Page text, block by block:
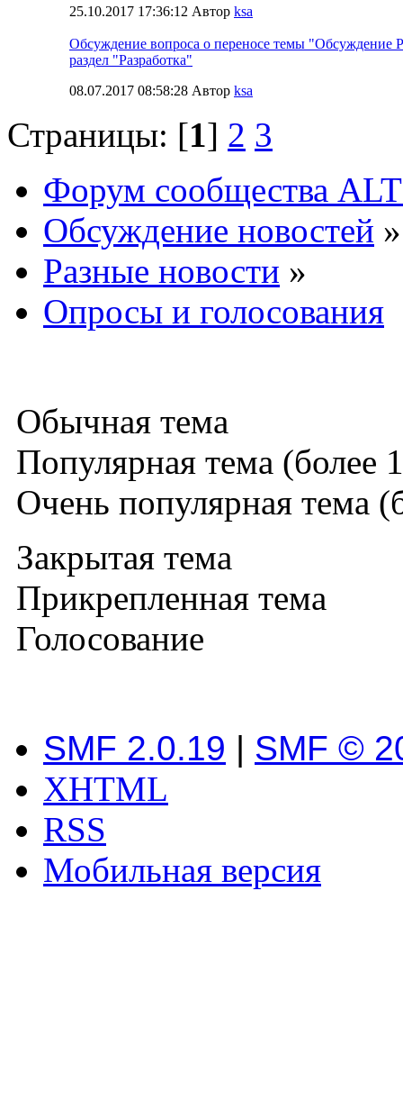
25.10.2017 17:36:12 Автор ksa
Обсуждение вопроса о переносе темы
раздел "Разработка"
08.07.2017 08:58:28 Автор ksa
Страницы: [1] 2 3
Форум сообщества
Обсуждение новостей »
Разные новости »
Опросы и голосования
Обычная тема
Популярная тема (более
Очень популярная тема
Закрытая тема
Прикрепленная тема
Голосование
SMF 2.0.19 | SMF ©
XHTML
RSS
Мобильная версия